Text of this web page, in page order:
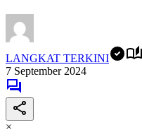
LANGKAT TERKINI
7 September 2024
×